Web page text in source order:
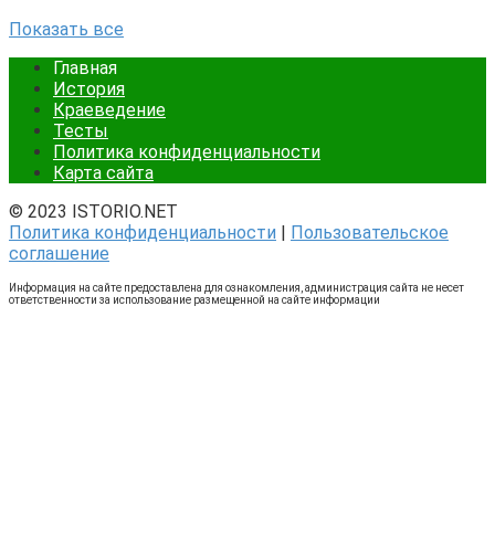
Показать все
Главная
История
Краеведение
Тесты
Политика конфиденциальности
Карта сайта
© 2023 ISTORIO.NET
Политика конфиденциальности | Пользовательское
соглашение
Информация на сайте предоставлена для ознакомления, администрация сайта не несет
ответственности за использование размещенной на сайте информации